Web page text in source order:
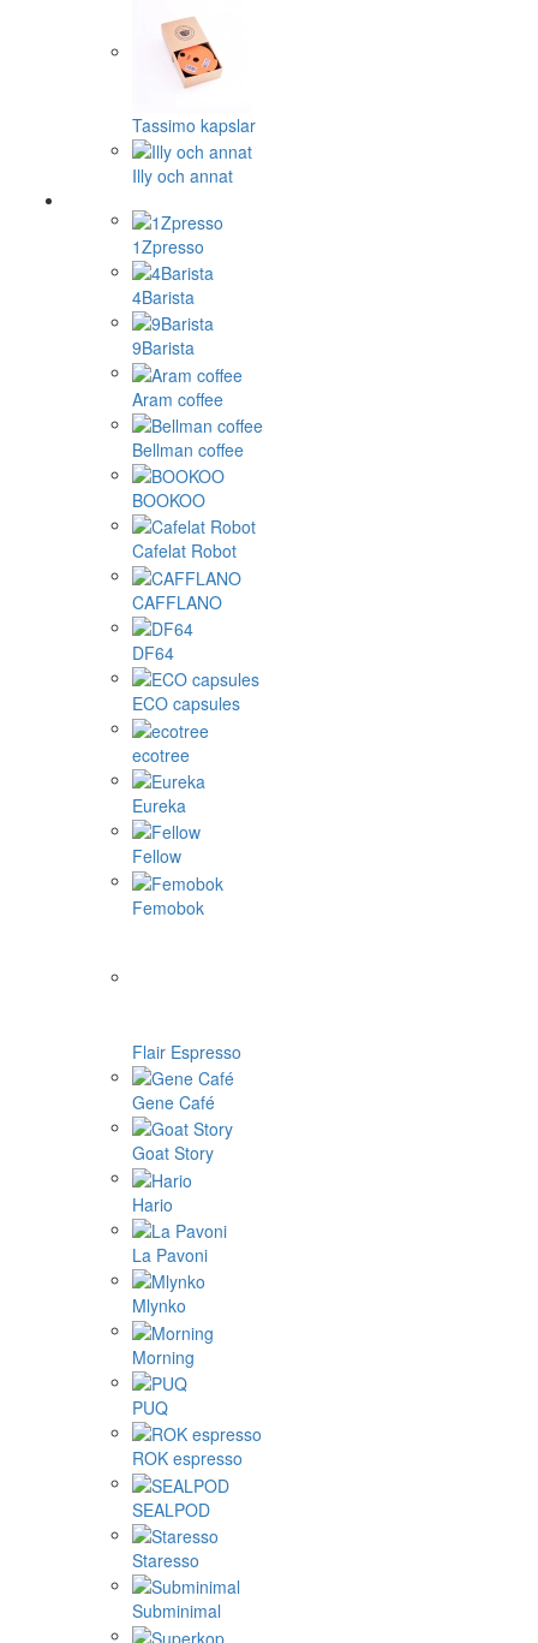
Tassimo kapslar
Illy och annat
1Zpresso
4Barista
9Barista
Aram coffee
Bellman coffee
BOOKOO
Cafelat Robot
CAFFLANO
DF64
ECO capsules
ecotree
Eureka
Fellow
Femobok
Flair Espresso
Gene Café
Goat Story
Hario
La Pavoni
Mlynko
Morning
PUQ
ROK espresso
SEALPOD
Staresso
Subminimal